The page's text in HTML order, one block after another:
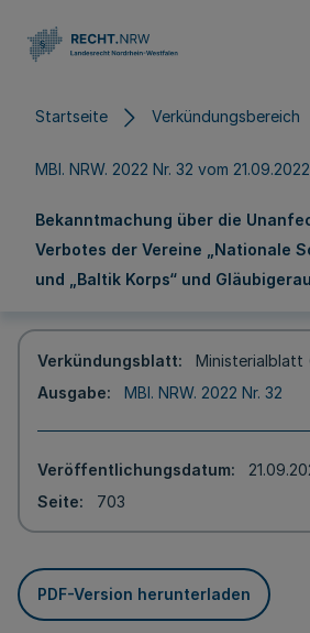
Startseite Verkündungsbereich
MBl. NRW. 2022 Nr. 32 vom 21.09.2022
Bekanntmachung über die
Verbotes der Vereine „Nationale
und „Baltik Korps“ und
Verkündungsblatt
Ministerialblatt
Ausgabe
MBl. NRW. 2022 Nr. 32
Veröffentlichungsdatum
Seite
703
PDF-Version herunterladen